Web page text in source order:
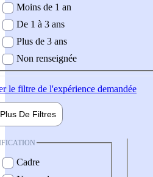
demandée
Moins de 1 an
De 1 à 3 ans
Plus de 3 ans
Non renseignée
le filtre de l'expérience demandée
Plus De Filtres
Cadre